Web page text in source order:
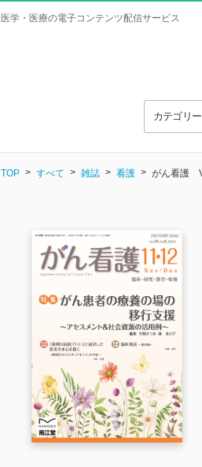
医学・医療の電子コンテンツ配信サービス
カテゴリ
TOP すべて 雑誌 看護 がん看護